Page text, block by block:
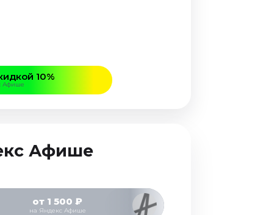
10%
Афише
Афише
от 1 500 ₽
на Яндекс Афише